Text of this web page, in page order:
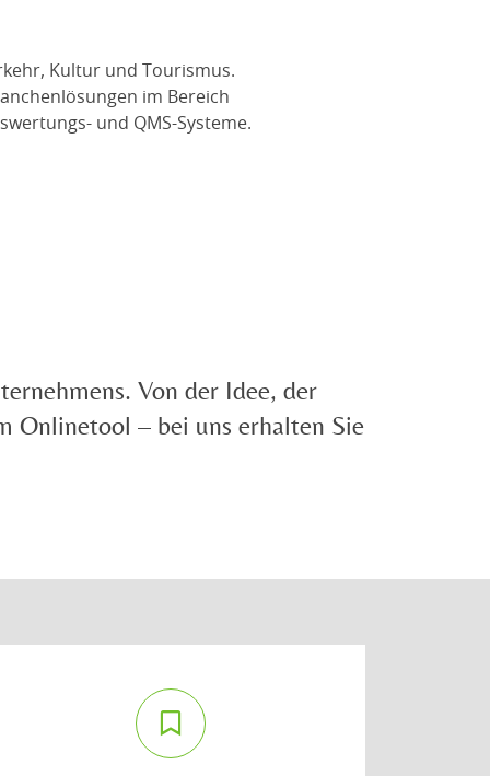
Kultur und Tourismus.
im Bereich
und QMS-Systeme.
Von der Idee, der
Onlinetool – bei uns erhalten Sie